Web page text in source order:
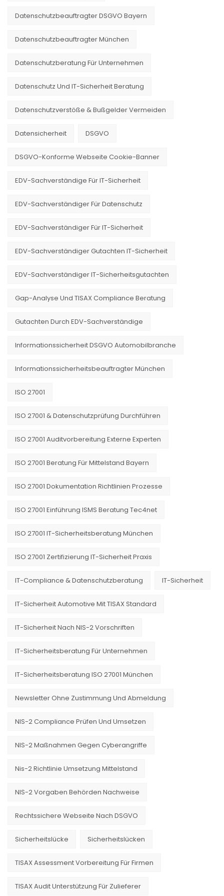
Datenschutzbeauftragter DSGVO Bayern
Datenschutzbeauftragter München
Datenschutzberatung Für Unternehmen
Datenschutz Und IT-Sicherheit Beratung
Datenschutzverstöße & Bußgelder Vermeiden
Datensicherheit DSGVO
DSGVO-Konforme Webseite Cookie-Banner
EDV-Sachverständige Für IT-Sicherheit
EDV-Sachverständiger Für Datenschutz
EDV-Sachverständiger Für IT-Sicherheit
EDV-Sachverständiger Gutachten IT-Sicherheit
EDV-Sachverständiger IT-Sicherheitsgutachten
Gap-Analyse Und TISAX Compliance Beratung
Gutachten Durch EDV-Sachverständige
Informationssicherheit DSGVO Automobilbranche
Informationssicherheitsbeauftragter München
ISO 27001
ISO 27001 & Datenschutzprüfung Durchführen
ISO 27001 Auditvorbereitung Externe Experten
ISO 27001 Beratung Für Mittelstand Bayern
ISO 27001 Dokumentation Richtlinien Prozesse
ISO 27001 Einführung ISMS Beratung Tec4net
ISO 27001 IT-Sicherheitsberatung München
ISO 27001 Zertifizierung IT-Sicherheit Praxis
IT-Compliance & Datenschutzberatung IT-Sicherheit
IT-Sicherheit Automotive Mit TISAX Standard
IT-Sicherheit Nach NIS-2 Vorschriften
IT-Sicherheitsberatung Für Unternehmen
IT-Sicherheitsberatung ISO 27001 München
Newsletter Ohne Zustimmung Und Abmeldung
NIS-2 Compliance Prüfen Und Umsetzen
NIS-2 Maßnahmen Gegen Cyberangriffe
Nis-2 Richtlinie Umsetzung Mittelstand
NIS-2 Vorgaben Behörden Nachweise
Rechtssichere Webseite Nach DSGVO
Sicherheitslücke Sicherheitslücken
TISAX Assessment Vorbereitung Für Firmen
TISAX Audit Unterstützung Für Zulieferer